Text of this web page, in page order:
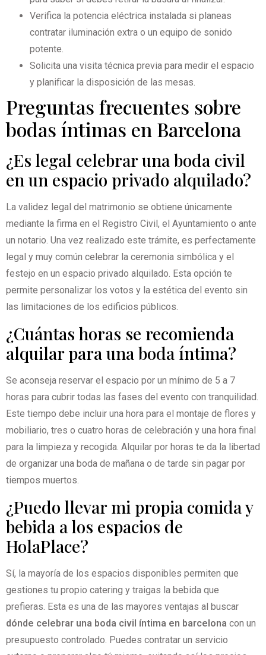
Verifica la potencia eléctrica instalada si planeas
contratar iluminación extra o un equipo de sonido
potente.
Solicita una visita técnica previa para medir el espacio
y planificar la disposición de las mesas.
Preguntas frecuentes sobre
bodas íntimas en Barcelona
¿Es legal celebrar una boda civil
en un espacio privado alquilado?
La validez legal del matrimonio se obtiene únicamente
mediante la firma en el Registro Civil, el Ayuntamiento o ante
un notario. Una vez realizado este trámite, es perfectamente
legal y muy común celebrar la ceremonia simbólica y el
festejo en un espacio privado alquilado. Esta opción te
permite personalizar los votos y la estética del evento sin
las limitaciones de los edificios públicos.
¿Cuántas horas se recomienda
alquilar para una boda íntima?
Se aconseja reservar el espacio por un mínimo de 5 a 7
horas para cubrir todas las fases del evento con tranquilidad.
Este tiempo debe incluir una hora para el montaje de flores y
mobiliario, tres o cuatro horas de celebración y una hora final
para la limpieza y recogida. Alquilar por horas te da la libertad
de organizar una boda de mañana o de tarde sin pagar por
tiempos muertos.
¿Puedo llevar mi propia comida y
bebida a los espacios de
HolaPlace?
Sí, la mayoría de los espacios disponibles permiten que
gestiones tu propio catering y traigas la bebida que
prefieras. Esta es una de las mayores ventajas al buscar
dónde celebrar una boda civil íntima en barcelona con un
presupuesto controlado. Puedes contratar un servicio